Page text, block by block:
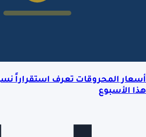
أسعار المحروقات تعرف استقراراً
هذا الأسبوع